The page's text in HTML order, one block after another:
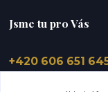
Jsme tu pro Vás
+420 606 651